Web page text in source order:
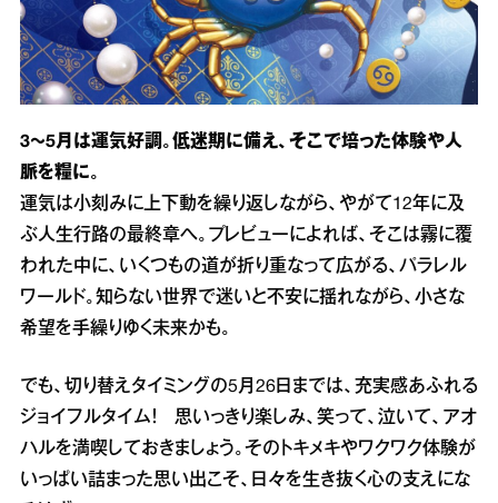
3～5月は運気好調。低迷期に備え、そこで培った体験や人
脈を糧に。
運気は小刻みに上下動を繰り返しながら、やがて12年に及
ぶ人生行路の最終章へ。プレビューによれば、そこは霧に覆
われた中に、いくつもの道が折り重なって広がる、パラレル
ワールド。知らない世界で迷いと不安に揺れながら、小さな
希望を手繰りゆく未来かも。
でも、切り替えタイミングの5月26日までは、充実感あふれる
ジョイフルタイム！ 思いっきり楽しみ、笑って、泣いて、アオ
ハルを満喫しておきましょう。そのトキメキやワクワク体験が
いっぱい詰まった思い出こそ、日々を生き抜く心の支えにな